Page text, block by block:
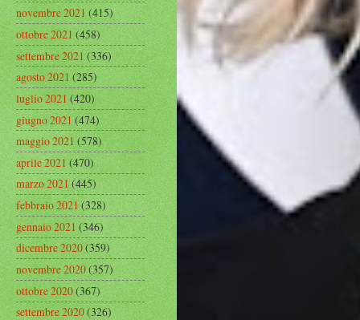
novembre 2021(415)
ottobre 2021(458)
settembre 2021(336)
agosto 2021(285)
luglio 2021(420)
giugno 2021(474)
maggio 2021(578)
aprile 2021(470)
marzo 2021(445)
febbraio 2021(328)
gennaio 2021(346)
dicembre 2020(359)
novembre 2020(357)
ottobre 2020(367)
settembre 2020(326)